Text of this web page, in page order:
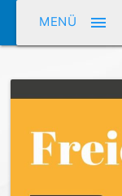
menu
MENÜ